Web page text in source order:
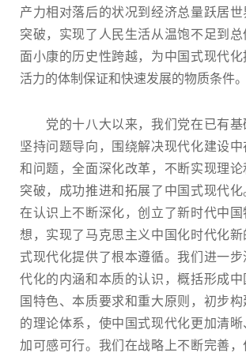
产力相对落后的状况到经济总量跃居
突破，实现了人民生活从温饱不足到
面小康的历史性跨越，为中国式现代
活力的体制保证和快速发展的物质条件。
党的十八大以来，我们党在已有基
坚持问题导向，围绕解决现代化建设
和问题，全面深化改革，不断实现理
突破，成功推进和拓展了中国式现代化
在认识上不断深化，创立了新时代中
想，实现了马克思主义中国化时代化新
式现代化提供了根本遵循。我们进一
代化的内涵和本质的认识，概括形成
国特色、本质要求和重大原则，初步
的理论体系，使中国式现代化更加清
加可感可行。我们在战略上不断完善